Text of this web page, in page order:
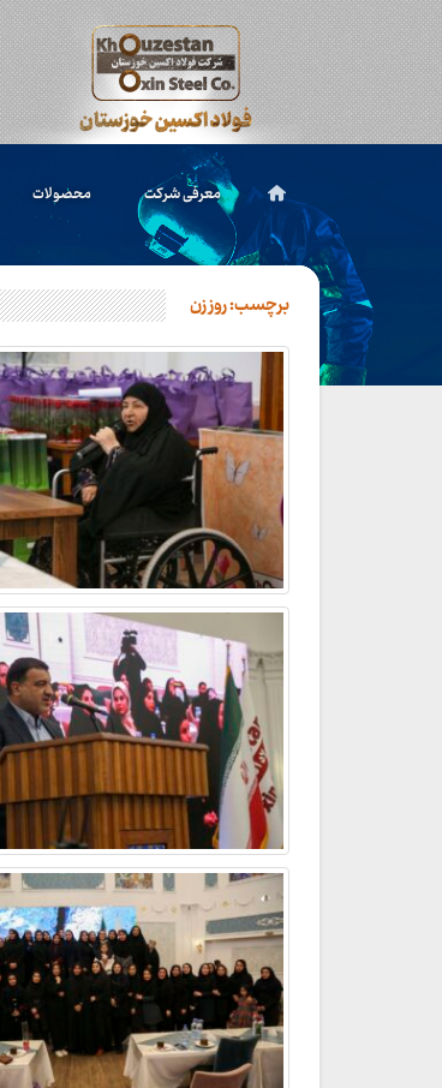
معرفی شرکت محصولات
برچسب:روز زن